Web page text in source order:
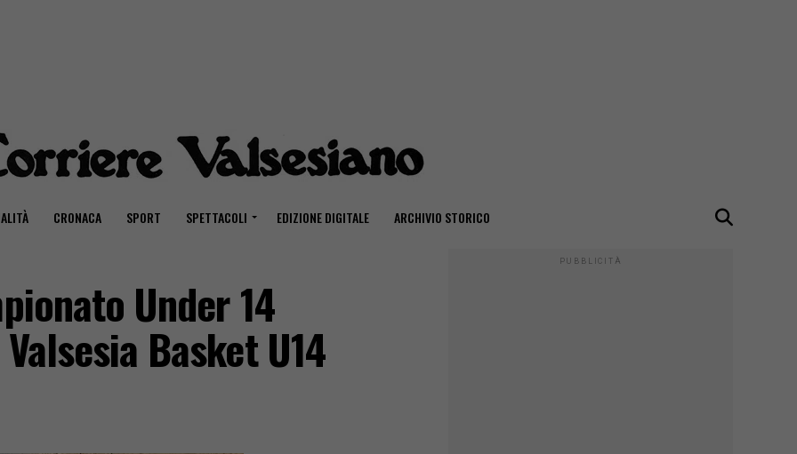
CRONACA SPORT SPETTACOLI EDIZIONE DIGITALE ARCHIVIO STORICO
Under 14
Basket U14
PUBBLICITÀ